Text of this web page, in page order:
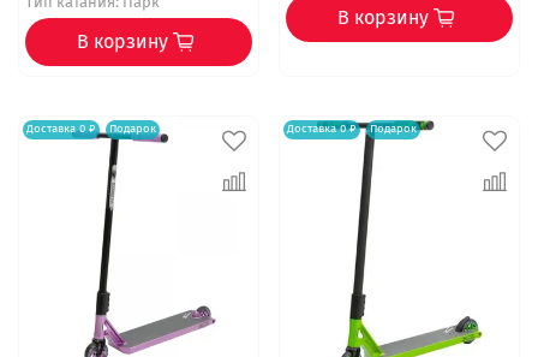
В корзину
В корзину
Доставка 0 ₽ Подарок Доставка 0 ₽ Подарок